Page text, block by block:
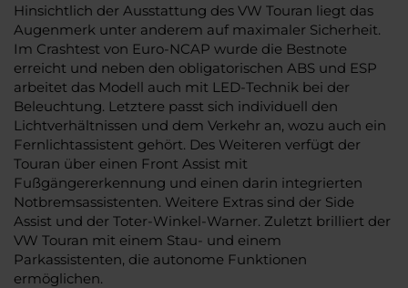
Hinsichtlich der Ausstattung des VW Touran liegt das
Augenmerk unter anderem auf maximaler Sicherheit.
Im Crashtest von Euro-NCAP wurde die Bestnote
erreicht und neben den obligatorischen ABS und ESP
arbeitet das Modell auch mit LED-Technik bei der
Beleuchtung. Letztere passt sich individuell den
Lichtverhältnissen und dem Verkehr an, wozu auch ein
Fernlichtassistent gehört. Des Weiteren verfügt der
Touran über einen Front Assist mit
Fußgängererkennung und einen darin integrierten
Notbremsassistenten. Weitere Extras sind der Side
Assist und der Toter-Winkel-Warner. Zuletzt brilliert der
VW Touran mit einem Stau- und einem
Parkassistenten, die autonome Funktionen
ermöglichen.